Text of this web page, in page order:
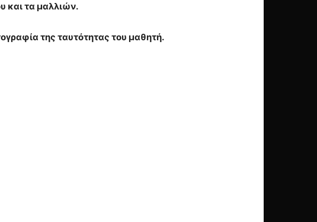
και τα μαλλιών.
της ταυτότητας του μαθητή.